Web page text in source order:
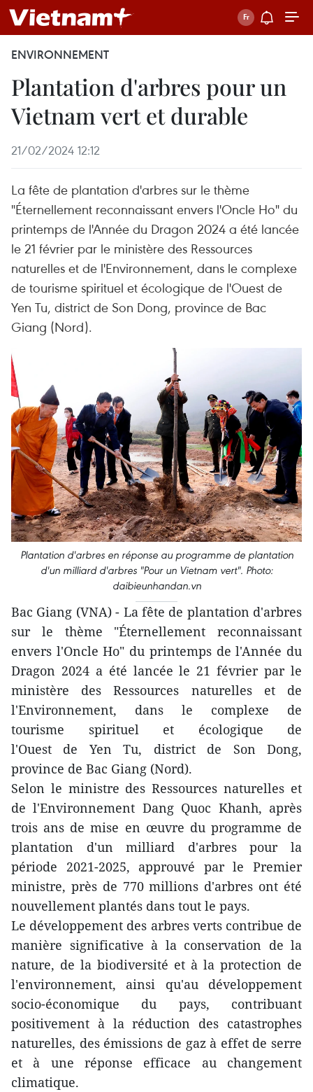
ENVIRONNEMENT
Plantation d'arbres pour un
Vietnam vert et durable
21/02/2024 12:12
La fête de plantation d'arbres sur le thème
"Éternellement reconnaissant envers l'Oncle Ho" du
printemps de l'Année du Dragon 2024 a été lancée
le 21 février par le ministère des Ressources
naturelles et de l'Environnement, dans le complexe
de tourisme spirituel et écologique de l'Ouest de
Yen Tu, district de Son Dong, province de Bac
Giang (Nord).
Plantation d'arbres en réponse au programme de plantation
d'un milliard d'arbres "Pour un Vietnam vert". Photo:
daibieunhandan.vn
Bac Giang (VNA) - La fête de plantation d'arbres
sur le thème "Éternellement reconnaissant
envers l'Oncle Ho" du printemps de l'Année du
Dragon 2024 a été lancée le 21 février par le
ministère des Ressources naturelles et de
l'Environnement, dans le complexe de
tourisme spirituel et écologique de
l'Ouest de Yen Tu, district de Son Dong,
province de Bac Giang (Nord).
Selon le ministre des Ressources naturelles et
de l'Environnement Dang Quoc Khanh, après
trois ans de mise en œuvre du programme de
plantation d'un milliard d'arbres pour la
période 2021-2025, approuvé par le Premier
ministre, près de 770 millions d'arbres ont été
nouvellement plantés dans tout le pays.
Le développement des arbres verts contribue de
manière significative à la conservation de la
nature, de la biodiversité et à la protection de
l'environnement, ainsi qu'au développement
socio-économique du pays, contribuant
positivement à la réduction des catastrophes
naturelles, des émissions de gaz à effet de serre
et à une réponse efficace au changement
climatique.